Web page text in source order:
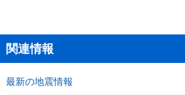
関連情報
最新の地震情報